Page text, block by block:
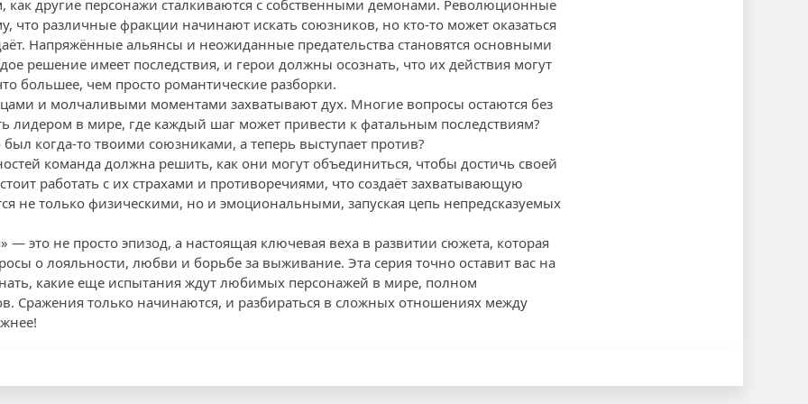
другие персонажи сталкиваются с собственными демонами. Революционные
что различные фракции начинают искать союзников, но кто-то может оказаться
Напряжённые альянсы и неожиданные предательства становятся основными
решение имеет последствия, и герои должны осознать, что их действия могут
большее, чем просто романтические разборки.
и молчаливыми моментами захватывают дух. Многие вопросы остаются без
лидером в мире, где каждый шаг может привести к фатальным последствиям?
был когда-то твоими союзниками, а теперь выступает против?
команда должна решить, как они могут объединиться, чтобы достичь своей
работать с их страхами и противоречиями, что создаёт захватывающую
не только физическими, но и эмоциональными, запуская цепь непредсказуемых
— это не просто эпизод, а настоящая ключевая веха в развитии сюжета, которая
о лояльности, любви и борьбе за выживание. Эта серия точно оставит вас на
какие еще испытания ждут любимых персонажей в мире, полном
Сражения только начинаются, и разбираться в сложных отношениях между